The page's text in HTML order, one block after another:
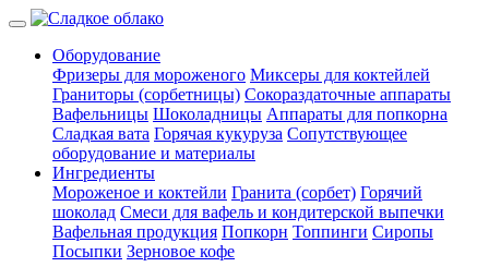
Оборудование
Фризеры для мороженого Миксеры для коктейлей
Граниторы (сорбетницы) Сокораздаточные аппараты
Вафельницы Шоколадницы Аппараты для попкорна
Сладкая вата Горячая кукуруза Сопутствующее
оборудование и материалы
Ингредиенты
Мороженое и коктейли Гранита (сорбет) Горячий
шоколад Смеси для вафель и кондитерской выпечки
Вафельная продукция Попкорн Топпинги Сиропы
Посыпки Зерновое кофе